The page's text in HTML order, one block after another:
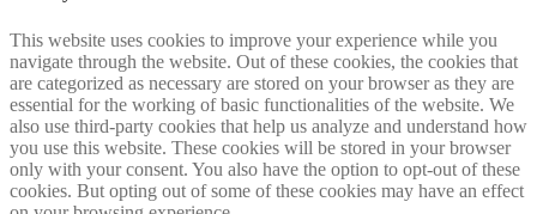
This website uses cookies to improve your experience while you
navigate through the website. Out of these cookies, the cookies that
are categorized as necessary are stored on your browser as they are
essential for the working of basic functionalities of the website. We
also use third-party cookies that help us analyze and understand how
you use this website. These cookies will be stored in your browser
only with your consent. You also have the option to opt-out of these
cookies. But opting out of some of these cookies may have an effect